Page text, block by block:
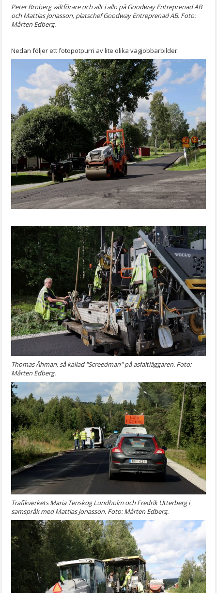
Peter Broberg vältförare och allt i allo på Goodway Entreprenad AB
och Mattias Jonasson, platschef Goodway Entreprenad AB. Foto:
Mårten Edberg.
Nedan följer ett fotopotpurri av lite olika vägjobbarbilder.
Thomas Åhman, så kallad "Screedman" på asfaltläggaren. Foto:
Mårten Edberg.
Trafikverkets Maria Tenskog Lundholm och Fredrik Utterberg i
samspråk med Mattias Jonasson. Foto: Mårten Edberg.